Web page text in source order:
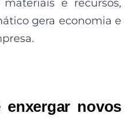
e recursos,
gera economia e
enxergar novos